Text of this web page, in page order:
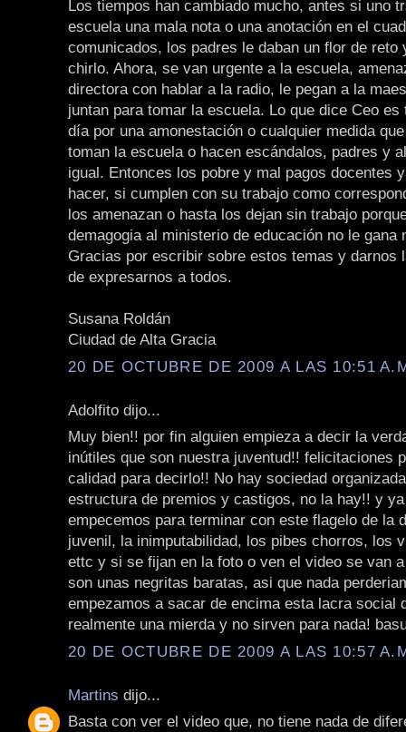
Los tiempos han cambiado mucho, antes si uno
escuela una mala nota o una anotación en el
comunicados, los padres le daban un flor de reto
chirlo. Ahora, se van urgente a la escuela,
directora con hablar a la radio, le pegan a la
juntan para tomar la escuela. Lo que dice Ceo
día por una amonestación o cualquier medida
toman la escuela o hacen escándalos, padres y
igual. Entonces los pobre y mal pagos docentes
hacer, si cumplen con su trabajo como
los amenazan o hasta los dejan sin trabajo
demagogia al ministerio de educación no le gana
Gracias por escribir sobre estos temas y darnos
de expresarnos a todos.
Susana Roldán
Ciudad de Alta Gracia
20 DE OCTUBRE DE 2009 A LAS 10:51
Adolfito dijo...
Muy bien!! por fin alguien empieza a decir la
inútiles que son nuestra juventud!! felicitaciones
calidad para decirlo!! No hay sociedad
estructura de premios y castigos, no la hay!! y
empecemos para terminar con este flagelo de la
juvenil, la inimputabilidad, los pibes chorros, los
ettc y si se fijan en la foto o ven el video se van
son unas negritas baratas, asi que nada
empezamos a sacar de encima esta lacra social
realmente una mierda y no sirven para nada!
20 DE OCTUBRE DE 2009 A LAS 10:57
Martins dijo...
Basta con ver el video que, no tiene nada de